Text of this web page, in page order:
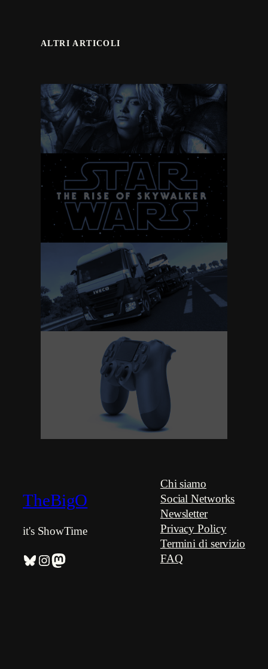
ALTRI ARTICOLI
Thunderbolts
Star Wars IX: The rise
of Skywalker
Euro Truck Simulator
2 – Italy (Anteprima)
A caccia del miglior
pad per PC: Sony
DualShock 4
TheBigO
it's ShowTime
Bluesky Instagram Mastodon
Chi siamo
Social Networks
Newsletter
Privacy Policy
Termini di servizio
FAQ